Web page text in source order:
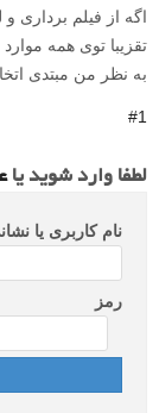
اگه از فیلم برداری
تقزیبا توی همه موارد ۵۲۰۰ سرتره
به نظر من مبتدی اتخاب یک
#1
لطفا وارد شوید یا
نام کاربری یا
رمز